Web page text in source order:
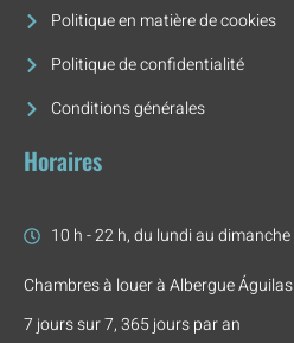
Politique en matière de cookies
Politique de confidentialité
Conditions générales
Horaires
10 h - 22 h, du lundi au dimanche
Chambres à louer à Albergue Águilas
7 jours sur 7, 365 jours par an